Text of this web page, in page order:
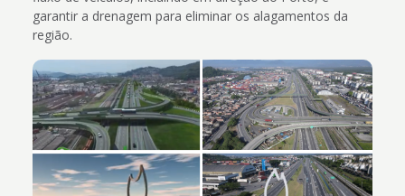
garantir a drenagem para eliminar os alagamentos da
região.